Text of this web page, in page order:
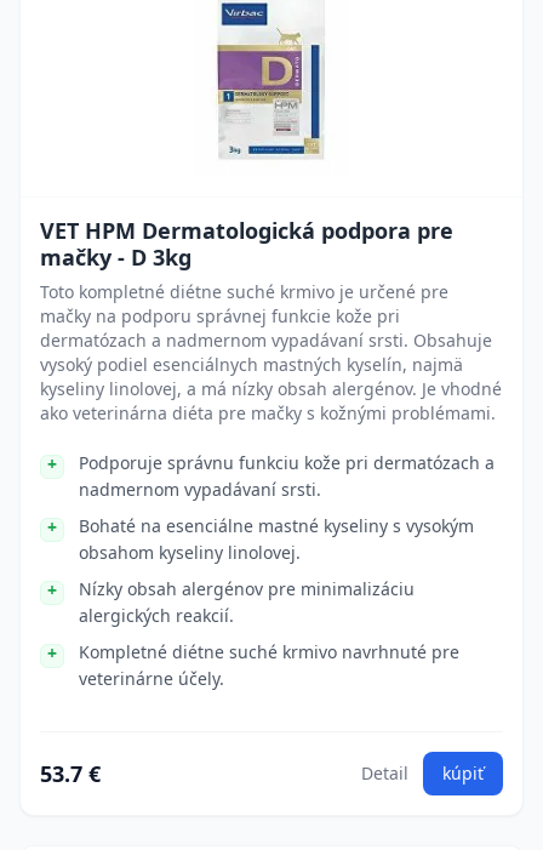
VET HPM Dermatologická podpora pre
mačky - D 3kg
Toto kompletné diétne suché krmivo je určené pre
mačky na podporu správnej funkcie kože pri
dermatózach a nadmernom vypadávaní srsti. Obsahuje
vysoký podiel esenciálnych mastných kyselín, najmä
kyseliny linolovej, a má nízky obsah alergénov. Je vhodné
ako veterinárna diéta pre mačky s kožnými problémami.
Podporuje správnu funkciu kože pri dermatózach a
nadmernom vypadávaní srsti.
Bohaté na esenciálne mastné kyseliny s vysokým
obsahom kyseliny linolovej.
Nízky obsah alergénov pre minimalizáciu
alergických reakcií.
Kompletné diétne suché krmivo navrhnuté pre
veterinárne účely.
53.7 € Detail kúpiť